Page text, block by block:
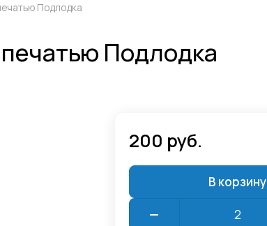
Подлодка
Подлодка
200 руб.
В корзину